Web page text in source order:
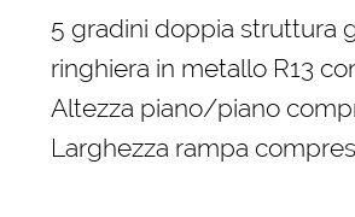
originale
era:
1.560,00 €.
5 gradini doppia struttura
ringhiera in metallo R13
Altezza piano/piano
Larghezza rampa